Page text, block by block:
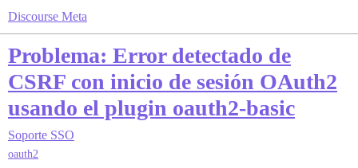
Discourse Meta
Problema: Error detectado de
CSRF con inicio de sesión OAuth2
usando el plugin oauth2-basic
Soporte SSO
oauth2